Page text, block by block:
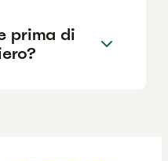
prima di